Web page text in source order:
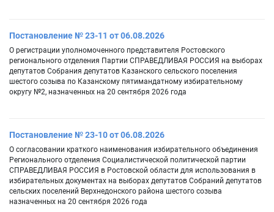
Постановление № 23-11 от 06.08.2026
О регистрации уполномоченного представителя Ростовского
регионального отделения Партии СПРАВЕДЛИВАЯ РОССИЯ на выборах
депутатов Собрания депутатов Казанского сельского поселения
шестого созыва по Казанскому пятимандатному избирательному
округу №2, назначенных на 20 сентября 2026 года
Постановление № 23-10 от 06.08.2026
О согласовании краткого наименования избирательного объединения
Регионального отделения Социалистической политической партии
СПРАВЕДЛИВАЯ РОССИЯ в Ростовской области для использования в
избирательных документах на выборах депутатов Собраний депутатов
сельских поселений Верхнедонского района шестого созыва
назначенных на 20 сентября 2026 года